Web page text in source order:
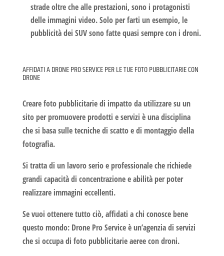
strade oltre che alle prestazioni, sono i protagonisti
delle immagini video. Solo per farti un esempio, le
pubblicità dei SUV sono fatte quasi sempre con i droni.
AFFIDATI A DRONE PRO SERVICE PER LE TUE FOTO PUBBLICITARIE CON
DRONE
Crearefoto pubblicitariedi impatto da utilizzare su un
sito per promuovere prodotti e servizi è una disciplina
che si basa sulle tecniche di scatto e di montaggio della
fotografia.
Si tratta di un lavoro serio e professionale che richiede
grandi capacità di concentrazione e abilità per poter
realizzare immagini eccellenti.
Se vuoi ottenere tutto ciò, affidati a chi conosce bene
questo mondo: Drone Pro Serviceè un’agenzia di servizi
che si occupa di foto pubblicitarie aeree con droni.